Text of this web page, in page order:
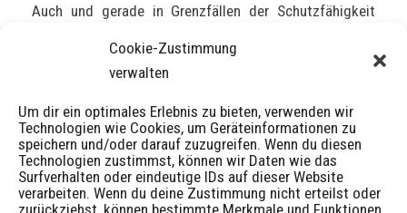
Cookie-Zustimmung
verwalten
Um dir ein optimales Erlebnis zu bieten, verwenden wir
Technologien wie Cookies, um Geräteinformationen zu
speichern und/oder darauf zuzugreifen. Wenn du diesen
Technologien zustimmst, können wir Daten wie das
Surfverhalten oder eindeutige IDs auf dieser Website
verarbeiten. Wenn du deine Zustimmung nicht erteilst oder
zurückziehst, können bestimmte Merkmale und Funktionen
Auch und gerade in Grenzfällen der Schutzfähigkeit
als Wort-Bildmarke in Erwägung ziehen.
Veröffentlicht
am
10/06/2015 Autor
FP Schlagwörter
Domainrecht,Markenrecht
Werktitelrecht,Zeitschriftentitel